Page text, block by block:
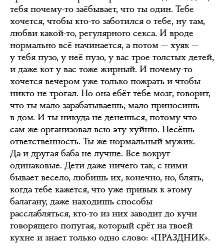
тебя почему-то заёбывает, что ты один. Тебе
хочется, чтобы кто-то заботился о тебе, ну там,
любви какой-то, регулярного секса. И вроде
нормально всё начинается, а потом — хуяк —
у тебя пузо, у неё пузо, у вас трое толстых детей,
и даже кот у вас тоже жирный. И почему-то
хочется вечером уже только пожрать и чтобы
никто не трогал. Но она ебёт тебе мозг, говорит,
что ты мало зарабатываешь, мало приносишь
в дом. И ты никуда не денешься, потому что
сам же организовал всю эту хуйню. Несёшь
ответственность. Ты же нормальный мужик.
Да и другая баба не лучше. Все вокруг
одинаковые. Дети даже ничего так, с ними
бывает весело, любишь их, конечно, но, блять,
когда тебе кажется, что уже привык к этому
балагану, даже находишь способы
расслабляться, кто-то из них заводит до кучи
говорящего попугая, который срёт на твоей
кухне и знает только одно слово: «ПРАЗДНИК».